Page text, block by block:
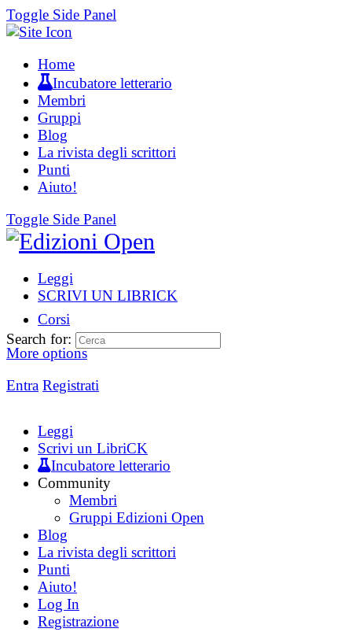
Toggle Side Panel
Home
Incubatore letterario
Membri
Gruppi
Blog
La rivista degli scrittori
Punti
Aiuto!
Toggle Side Panel
Leggi
SCRIVI UN LIBRICK
Corsi
More options
Entra Registrati
Search for:
Leggi
Scrivi un LibriCK
Incubatore letterario
Community
Membri
Gruppi Edizioni Open
Blog
La rivista degli scrittori
Punti
Aiuto!
Log In
Registrazione